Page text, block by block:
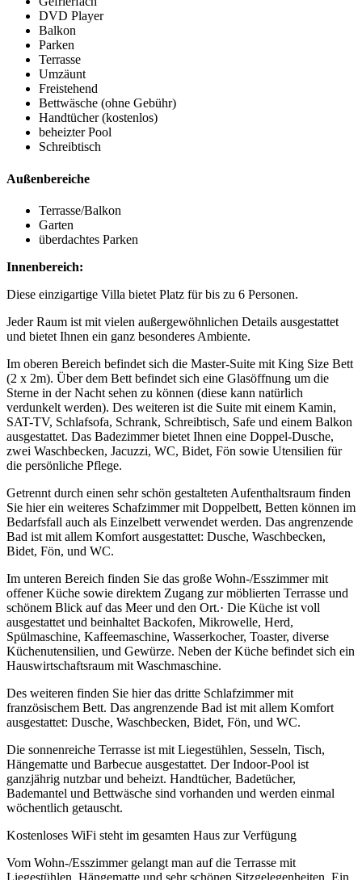
DVD Player
Balkon
Parken
Terrasse
Umzäunt
Freistehend
Bettwäsche (ohne Gebühr)
Handtücher (kostenlos)
beheizter Pool
Schreibtisch
Außenbereiche
Terrasse/Balkon
Garten
überdachtes Parken
Innenbereich:
Diese einzigartige Villa bietet Platz für bis zu 6 Personen.
Jeder Raum ist mit vielen außergewöhnlichen Details ausgestattet
und bietet Ihnen ein ganz besonderes Ambiente.
Im oberen Bereich befindet sich die Master-Suite mit King Size Bett
(2 x 2m). Über dem Bett befindet sich eine Glasöffnung um die
Sterne in der Nacht sehen zu können (diese kann natürlich
verdunkelt werden). Des weiteren ist die Suite mit einem Kamin,
SAT-TV, Schlafsofa, Schrank, Schreibtisch, Safe und einem Balkon
ausgestattet. Das Badezimmer bietet Ihnen eine Doppel-Dusche,
zwei Waschbecken, Jacuzzi, WC, Bidet, Fön sowie Utensilien für
die persönliche Pflege.
Getrennt durch einen sehr schön gestalteten Aufenthaltsraum finden
Sie hier ein weiteres Schafzimmer mit Doppelbett, Betten können im
Bedarfsfall auch als Einzelbett verwendet werden. Das angrenzende
Bad ist mit allem Komfort ausgestattet: Dusche, Waschbecken,
Bidet, Fön, und WC.
Im unteren Bereich finden Sie das große Wohn-/Esszimmer mit
offener Küche sowie direktem Zugang zur möblierten Terrasse und
schönem Blick auf das Meer und den Ort.· Die Küche ist voll
ausgestattet und beinhaltet Backofen, Mikrowelle, Herd,
Spülmaschine, Kaffeemaschine, Wasserkocher, Toaster, diverse
Küchenutensilien, und Gewürze. Neben der Küche befindet sich ein
Hauswirtschaftsraum mit Waschmaschine.
Des weiteren finden Sie hier das dritte Schlafzimmer mit
französischem Bett. Das angrenzende Bad ist mit allem Komfort
ausgestattet: Dusche, Waschbecken, Bidet, Fön, und WC.
Die sonnenreiche Terrasse ist mit Liegestühlen, Sesseln, Tisch,
Hängematte und Barbecue ausgestattet. Der Indoor-Pool ist
ganzjährig nutzbar und beheizt. Handtücher, Badetücher,
Bademantel und Bettwäsche sind vorhanden und werden einmal
wöchentlich getauscht.
Kostenloses WiFi steht im gesamten Haus zur Verfügung
Vom Wohn-/Esszimmer gelangt man auf die Terrasse mit
Liegestühlen, Hängematte und sehr schönen Sitzgelegenheiten. Ein